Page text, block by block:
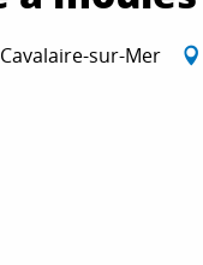
sur-Mer